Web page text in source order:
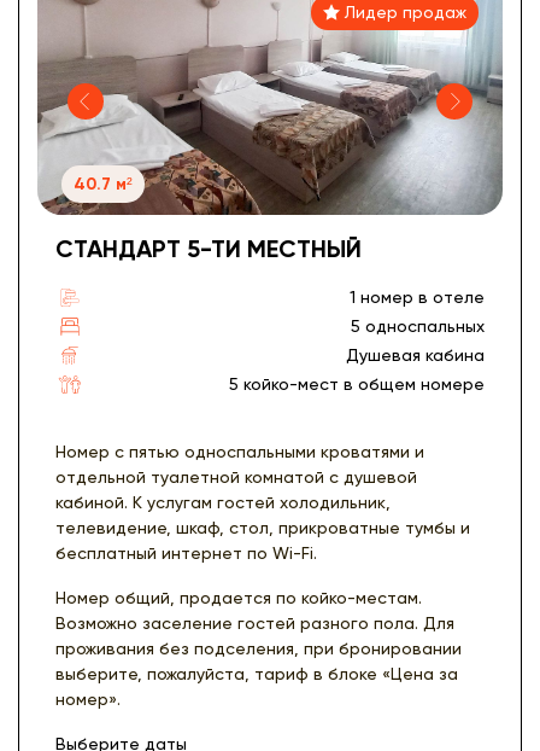
Лидер продаж
40.7 м²
СТАНДАРТ 5-ТИ МЕСТНЫЙ
1 номер в отеле
5 односпальных
Душевая кабина
5 койко-мест в общем номере
Номер с пятью односпальными кроватями и
отдельной туалетной комнатой с душевой
кабиной. К услугам гостей холодильник,
телевидение, шкаф, стол, прикроватные тумбы и
бесплатный интернет по Wi-Fi.
Номер общий, продается по койко-местам.
Возможно заселение гостей разного пола. Для
проживания без подселения, при бронировании
выберите, пожалуйста, тариф в блоке «Цена за
номер».
Выберите даты